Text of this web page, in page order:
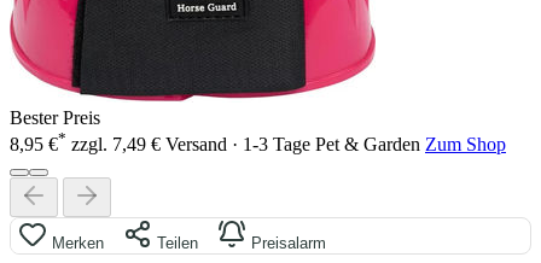
Bester Preis
8,95 €* zzgl. 7,49 € Versand · 1-3 Tage Pet & Garden Zum Shop
Merken Teilen Preisalarm